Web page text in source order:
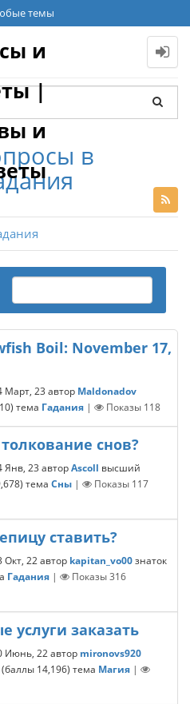
темы
в
Boil: November 17,
Март, 23 автор Maldonadov
) тема Гадания | Показы 118
снов?
Янв, 23 авторAscoll высший
) тема Сны | Показы 117
ставить?
Окт, 22 автор kapitan_vo00 знаток
Гадания | Показы316
услуги заказать
Июнь, 22 автор mironovs920
(баллы 14,196) тема Магия |